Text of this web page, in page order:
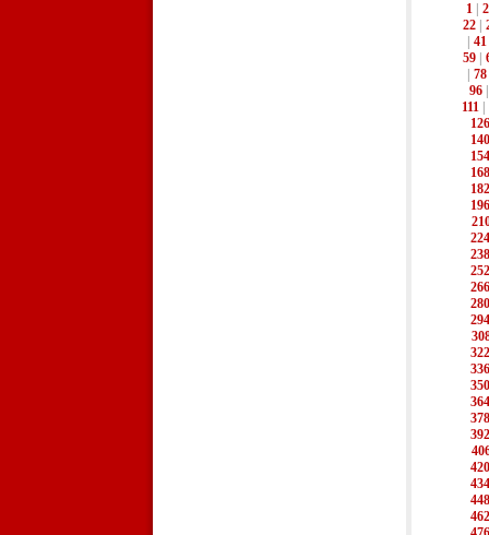
1
2
22|
41
59|
78
96
111|
126
140
154
168
182
196
224
238
252
266
280
294
322
336
350
364
378
392
420
434
448
462